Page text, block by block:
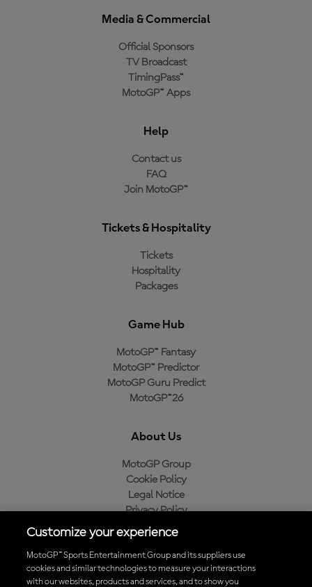
Media & Commercial
Official Sponsors
TV Broadcast
TimingPass™
MotoGP™ Apps
Help
Contact us
FAQ
Join MotoGP™
Tickets & Hospitality
Tickets
Hospitality
Packages
Game Hub
MotoGP™ Fantasy
MotoGP™ Predictor
MotoGP Guru Predict
MotoGP™26
About Us
MotoGP Group
Cookie Policy
Legal Notice
Privacy Policy
Purchase Policy
Baixe o aplicativo oficial da MotoGP™
Customize your experience
MotoGP™ Sports Entertainment Group and its suppliers use
cookies and similar technologies to measure your interactions
with our websites, products and services, and to show you